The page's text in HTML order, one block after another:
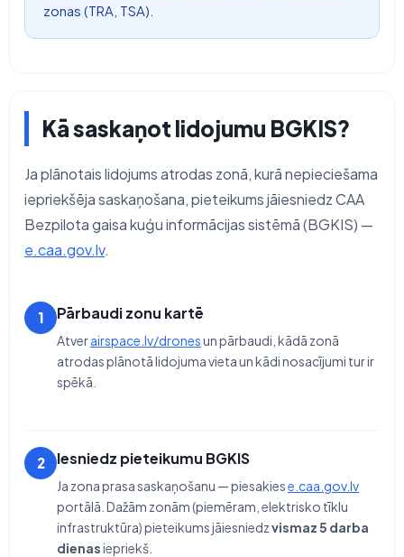
zonas (TRA, TSA).
Kā saskaņot lidojumu BGKIS?
Ja plānotais lidojums atrodas zonā, kurā nepieciešama
iepriekšēja saskaņošana, pieteikums jāiesniedz CAA
Bezpilota gaisa kuģu informācijas sistēmā (BGKIS) —
e.caa.gov.lv.
1 Pārbaudi zonu kartē
Atverairspace.lv/dronesun pārbaudi, kādā zonā
atrodas plānotā lidojuma vieta un kādi nosacījumi tur ir
spēkā.
2 Iesniedz pieteikumu BGKIS
Ja zona prasa saskaņošanu — piesakiese.caa.gov.lv
portālā. Dažām zonām (piemēram, elektrisko tīklu
infrastruktūra) pieteikums jāiesniedzvismaz 5 darba
dienasiepriekš.